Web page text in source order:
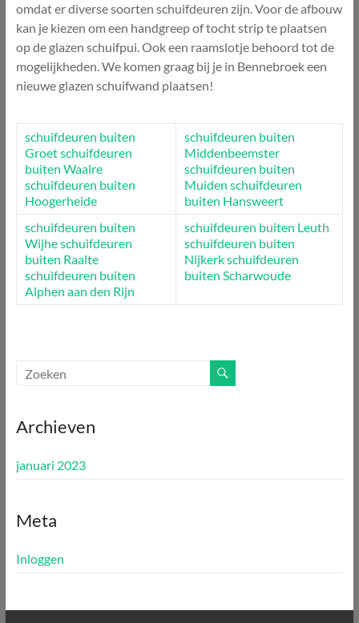
omdat er diverse soorten schuifdeuren zijn. Voor de afbouw
kan je kiezen om een handgreep of tocht strip te plaatsen
op de glazen schuifpui. Ook een raamslotje behoord tot de
mogelijkheden. We komen graag bij je in Bennebroek een
nieuwe glazen schuifwand plaatsen!
schuifdeuren buiten
Groetschuifdeuren
buiten Waalre
schuifdeuren buiten
Hoogerheide
schuifdeuren buiten
Middenbeemster
schuifdeuren buiten
Muiden schuifdeuren
buiten Hansweert
schuifdeuren buiten
Wijheschuifdeuren
buiten Raalte
schuifdeuren buiten
Alphen aan den Rijn
schuifdeuren buiten Leuth
schuifdeuren buiten
Nijkerkschuifdeuren
buiten Scharwoude
Archieven
januari 2023
Meta
Inloggen